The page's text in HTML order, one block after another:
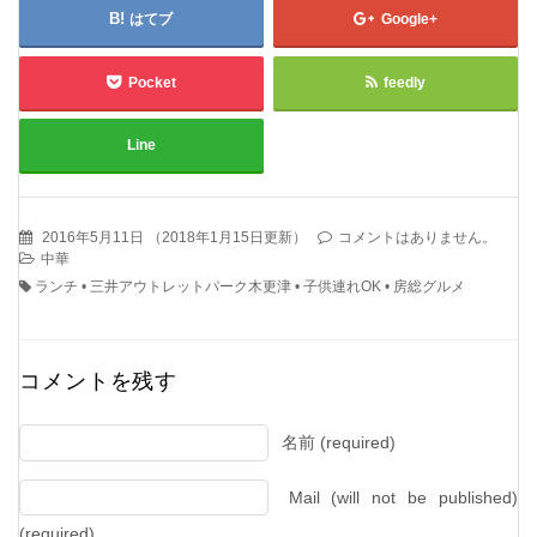
はてブ Google+
Pocket feedly
Line
2016年5月11日 （ 2018年1月15日更新）
コメントはありません。
中華
ランチ • 三井アウトレットパーク木更津 • 子供連れOK • 房総グルメ
コメントを残す
名前 (required)
Mail (will not be published)